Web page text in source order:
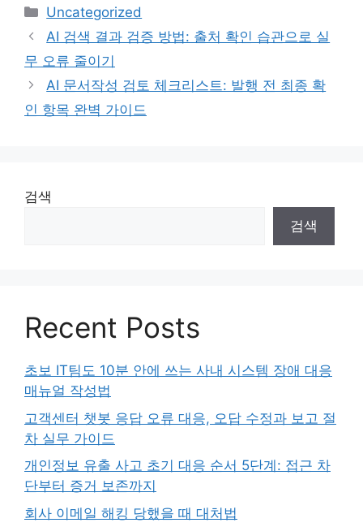
카
테
리
Uncategorized
AI 검색 결과 검증 방법: 출처 확인 습관으로 실
무 오류 줄이기
AI 문서작성 검토 체크리스트: 발행 전 최종 확
인 항목 완벽 가이드
검색
검색
Recent Posts
초보 IT팀도 10분 안에 쓰는 사내 시스템 장애 대응
매뉴얼 작성법
고객센터 챗봇 응답 오류 대응, 오답 수정과 보고 절
차 실무 가이드
개인정보 유출 사고 초기 대응 순서 5단계: 접근 차
단부터 증거 보존까지
회사 이메일 해킹 당했을 때 대처법